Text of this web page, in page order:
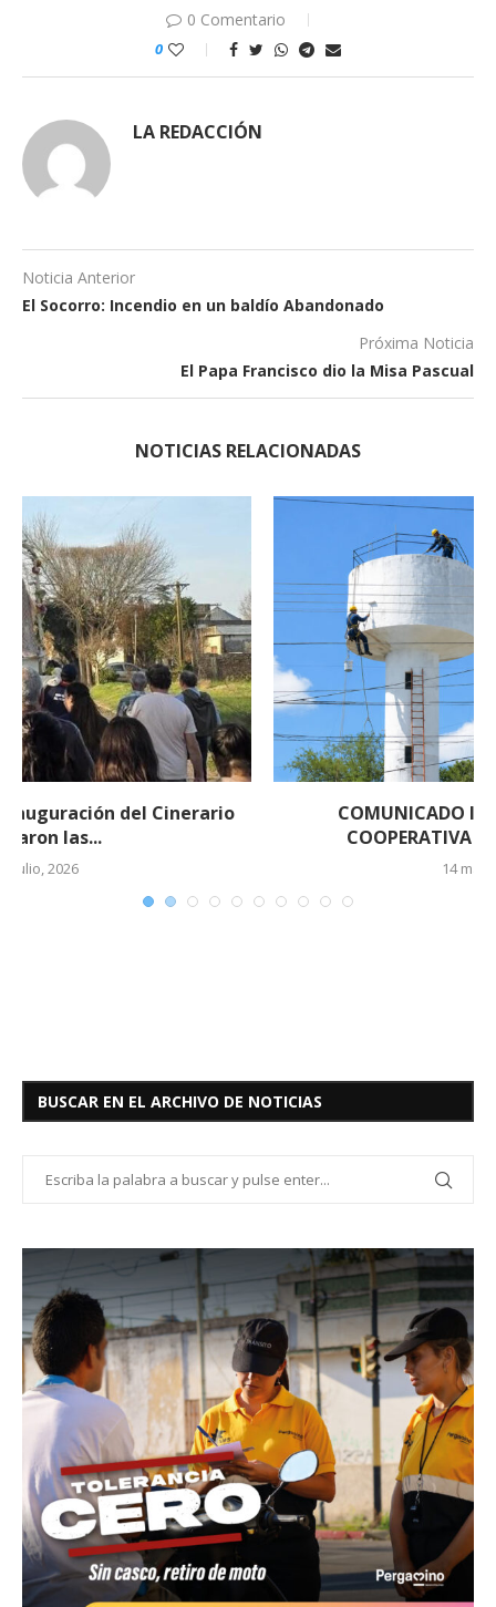
0 Comentario
0
LA REDACCIÓN
Noticia Anterior
El Socorro: Incendio en un baldío Abandonado
Próxima Noticia
El Papa Francisco dio la Misa Pascual
NOTICIAS RELACIONADAS
COMUNICADO IMPORTANTE DE LA
COOPERATIVA ELÉCTRICA DE EL...
BUSCAR EN EL ARCHIVO DE NOTICIAS